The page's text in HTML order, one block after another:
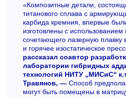
«Композитные детали,
титанового сплава с
карбида кремния, впервые
изготовлены с использованием
сочетающего лазерную плавку
и горячее изостатическое
рассказал соавтор
лаборатории гибридных
технологий НИТУ „МИСиС“
Травянов, — Способ
могут быть помещены в